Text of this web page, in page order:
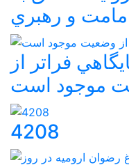
و رهبري
فراتر از
موجود است
4208